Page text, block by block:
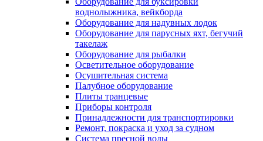
воднолыжника, вейкборда
Оборудование для надувных лодок
Оборудование для парусных яхт, бегучий
такелаж
Оборудование для рыбалки
Осветительное оборудование
Осушительная система
Палубное оборудование
Плиты транцевые
Приборы контроля
Принадлежности для транспортировки
Ремонт, покраска и уход за судном
Система пресной воды